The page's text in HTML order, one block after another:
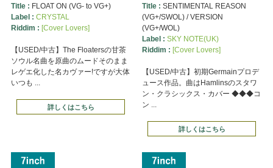
Title : FLOAT ON (VG- to VG+)
Label : CRYSTAL
Riddim : [Cover Lovers]
【USED/中古】The Floatersの甘茶
ソウル名曲を原曲のムードそのまま
レゲエ化した名カヴァー!ですが大体
いつも ...
詳しくはこちら
Title : SENTIMENTAL REASON
(VG+/SWOL) / VERSION
(VG+/WOL)
Label : SKY NOTE(UK)
Riddim : [Cover Lovers]
【USED/中古】初期Germainプロデ
ュース作品。曲はHamlinsのスタワ
ン・クラシックス・カバー ◆◆◆コ
ン ...
詳しくはこちら